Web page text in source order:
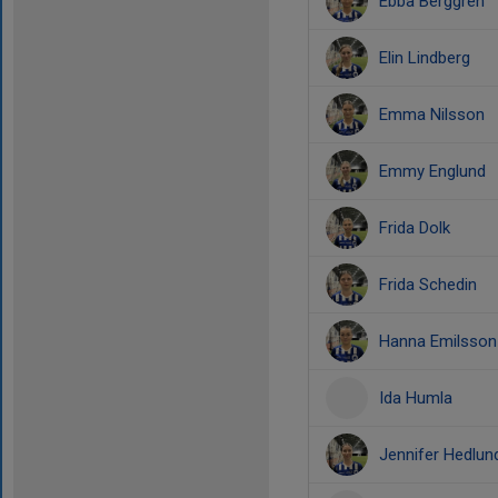
Elin Lindberg
Emma Nilsson
Emmy Englund
Frida Dolk
Frida Schedin
Hanna Emilsson
Ida Humla
Jennifer